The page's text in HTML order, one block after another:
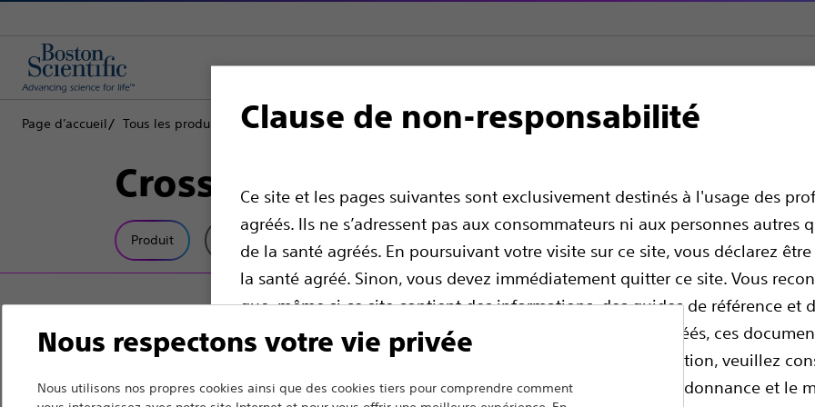
Clause de non-responsabilité
Ce site et les pages suivantes sont exclusivement destinés à l'usage des
agréés. Ils ne s’adressent pas aux consommateurs ni aux personnes autres
de la santé agréés. En poursuivant votre visite sur ce site, vous déclarez
la santé agréé. Sinon, vous devez immédiatement quitter ce site. Vous
que, même si ce site contient des informations, des guides de référence et
destinés à être utilisés par des professionnels de santé agréés, ces
offrir des conseils médicaux de professionnel. Avant utilisation, veuillez
dispositif pour obtenir des renseignements en matière d’ordonnance et le
Page d’accueil Tous les produits Cardiologie interventionnelle ICP complexe Occlusions totales chroniques
CrossBoss™ Cathéter coronaire
Produit
Nous respectons votre vie privée
Nous utilisons nos propres cookies ainsi que des cookies tiers pour comprendre comment